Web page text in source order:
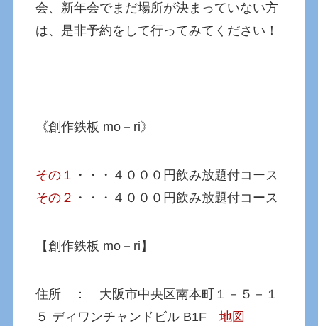
会、新年会でまだ場所が決まっていない方
は、是非予約をして行ってみてください！
《創作鉄板 mo－ri》
その１ ・・・４０００円飲み放題付コース
その２ ・・・４０００円飲み放題付コース
【創作鉄板 mo－ri】
住所 ： 大阪市中央区南本町１－５－１
５ ディワンチャンドビル B1F地図